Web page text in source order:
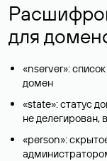
для
«nserver»:
домен
«state»: статус
не делегирован,
«person»: